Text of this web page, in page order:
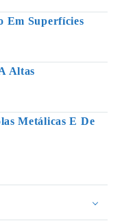
Em Superfícies
Altas
Metálicas E De